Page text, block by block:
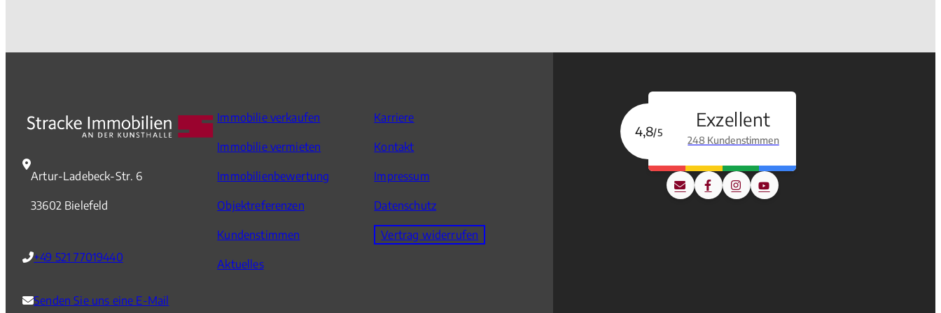
Artur-Ladebeck-Str. 6
33602 Bielefeld
+49 521 77019440
Senden Sie uns eine E-Mail
Immobilie verkaufen
Immobilie vermieten
Immobilienbewertung
Objektreferenzen
Kundenstimmen
Aktuelles
Karriere
Kontakt
Impressum
Datenschutz
Vertrag widerrufen
4,8/5
Exzellent
248 Kundenstimmen